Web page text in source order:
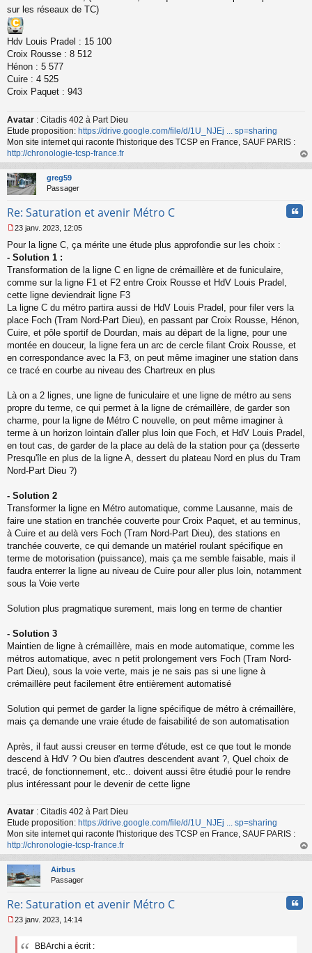
sur les réseaux de TC)
Hdv Louis Pradel : 15 100
Croix Rousse : 8 512
Hénon : 5 577
Cuire : 4 525
Croix Paquet : 943
Avatar : Citadis 402 à Part Dieu
Etude proposition: https://drive.google.com/file/d/1U_NJEj ... sp=sharing
Mon site internet qui raconte l'historique des TCSP en France, SAUF PARIS :
http://chronologie-tcsp-france.fr
au
greg59
Passager
Re: Saturation et avenir Métro C
e
s
s
g
e
n
o
n
u
23 janv. 2023, 12:05
Pour la ligne C, ça mérite une étude plus approfondie sur les choix :
- Solution 1 :
Transformation de la ligne C en ligne de crémaillère et de funiculaire,
comme sur la ligne F1 et F2 entre Croix Rousse et HdV Louis Pradel,
cette ligne deviendrait ligne F3
La ligne C du métro partira aussi de HdV Louis Pradel, pour filer vers la
place Foch (Tram Nord-Part Dieu), en passant par Croix Rousse, Hénon,
Cuire, et pôle sportif de Dourdan, mais au départ de la ligne, pour une
montée en douceur, la ligne fera un arc de cercle filant Croix Rousse, et
en correspondance avec la F3, on peut même imaginer une station dans
ce tracé en courbe au niveau des Chartreux en plus
Là on a 2 lignes, une ligne de funiculaire et une ligne de métro au sens
propre du terme, ce qui permet à la ligne de crémaillère, de garder son
charme, pour la ligne de Métro C nouvelle, on peut même imaginer à
terme à un horizon lointain d'aller plus loin que Foch, et HdV Louis Pradel,
en tout cas, de garder de la place au delà de la station pour ça (desserte
Presqu'île en plus de la ligne A, dessert du plateau Nord en plus du Tram
Nord-Part Dieu ?)
- Solution 2
Transformer la ligne en Métro automatique, comme Lausanne, mais de
faire une station en tranchée couverte pour Croix Paquet, et au terminus,
à Cuire et au delà vers Foch (Tram Nord-Part Dieu), des stations en
tranchée couverte, ce qui demande un matériel roulant spécifique en
terme de motorisation (puissance), mais ça me semble faisable, mais il
faudra enterrer la ligne au niveau de Cuire pour aller plus loin, notamment
sous la Voie verte
Solution plus pragmatique surement, mais long en terme de chantier
- Solution 3
Maintien de ligne à crémaillère, mais en mode automatique, comme les
métros automatique, avec n petit prolongement vers Foch (Tram Nord-
Part Dieu), sous la voie verte, mais je ne sais pas si une ligne à
crémaillère peut facilement être entièrement automatisé
Solution qui permet de garder la ligne spécifique de métro à crémaillère,
mais ça demande une vraie étude de faisabilité de son automatisation
Après, il faut aussi creuser en terme d'étude, est ce que tout le monde
descend à HdV ? Ou bien d'autres descendent avant ?, Quel choix de
tracé, de fonctionnement, etc.. doivent aussi être étudié pour le rendre
plus intéressant pour le devenir de cette ligne
Avatar : Citadis 402 à Part Dieu
Etude proposition: https://drive.google.com/file/d/1U_NJEj ... sp=sharing
Mon site internet qui raconte l'historique des TCSP en France, SAUF PARIS :
http://chronologie-tcsp-france.fr
au
Airbus
Passager
Re: Saturation et avenir Métro C
e
23 janv. 2023, 14:14
BBArchi a écrit :